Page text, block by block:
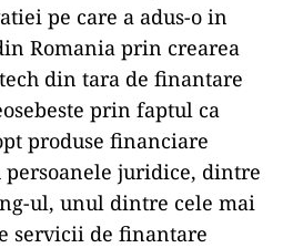
pe care a adus-o in
Romania prin crearea
din tara de finantare
prin faptul ca
produse financiare
juridice, dintre
ul, unul dintre cele mai
servicii de finantare